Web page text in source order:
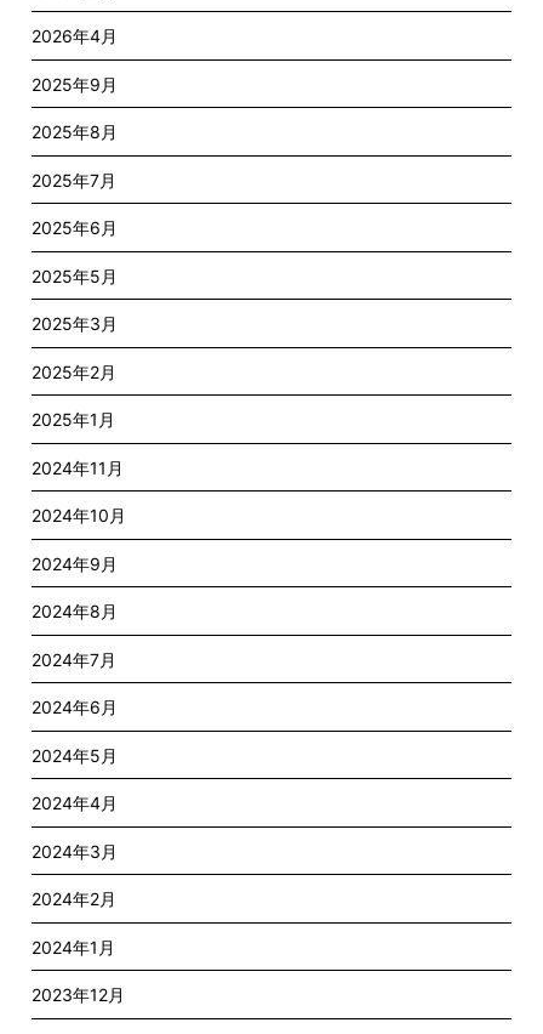
2026年4月
2025年9月
2025年8月
2025年7月
2025年6月
2025年5月
2025年3月
2025年2月
2025年1月
2024年11月
2024年10月
2024年9月
2024年8月
2024年7月
2024年6月
2024年5月
2024年4月
2024年3月
2024年2月
2024年1月
2023年12月